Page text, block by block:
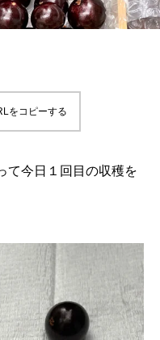
をコピーする
て今日１回目の収穫を